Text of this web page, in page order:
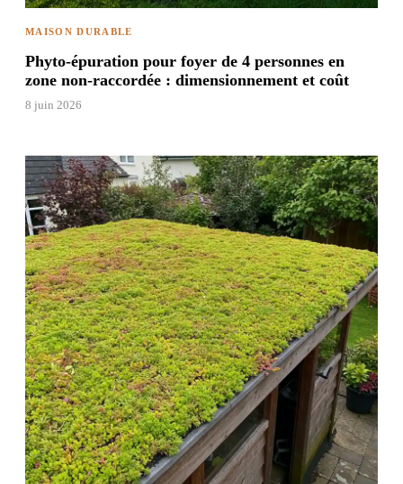
MAISON DURABLE
Phyto-épuration pour foyer de 4 personnes en
zone non-raccordée : dimensionnement et coût
8 juin 2026